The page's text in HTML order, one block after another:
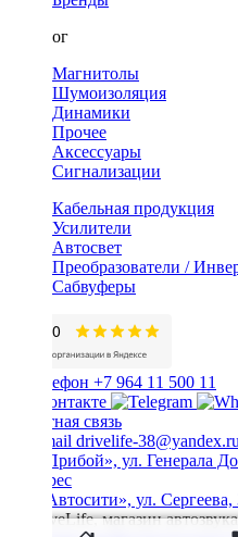
Каталог
Магнитолы
Шумоизоляция
Динамики
Прочее
Аксессуары
Сигнализации
Кабельная продукция
Усилители
Автосвет
Преобразователи /
Сабвуферы
+7 964 11 500 11
Обратная связь
drivelife-38@yandex.ru
ТЦ «Прибой», ул. Генерала
ТЦ «Автосити», ул.
© DriveLife, магазин